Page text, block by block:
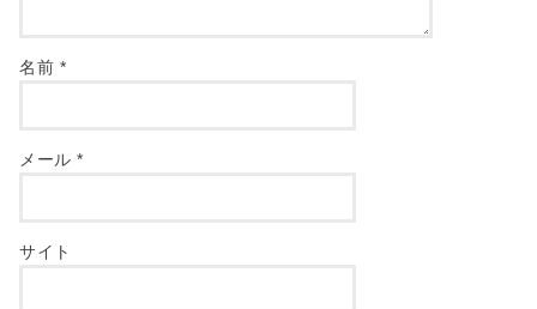
名前 *
メール *
サイト